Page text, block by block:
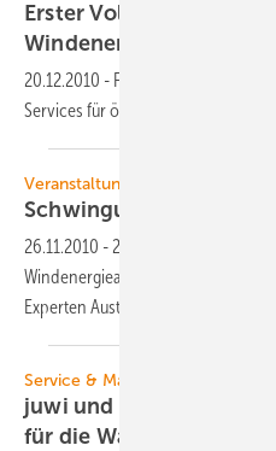
Erster
Windenergieanlagen in
20.12.2010 - FKI Engineering hat
Services für österreichischen
Veranstaltung
Schwingungen von
26.11.2010 - 2. VDI-Fachtagung
Windenergieanlagen“ am 8. und 9.
Experten Austausch über aktuelle
Service & Maintenance
juwi und GE
für die Wartung von